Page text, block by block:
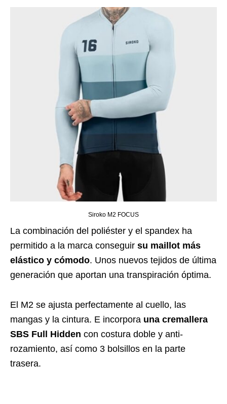
Siroko M2 FOCUS
La combinación del poliéster y el spandex ha
permitido a la marca conseguir su maillot más
elástico y cómodo. Unos nuevos tejidos de última
generación que aportan una transpiración óptima.
El M2 se ajusta perfectamente al cuello, las
mangas y la cintura. E incorpora una cremallera
SBS Full Hidden con costura doble y anti-
rozamiento, así como 3 bolsillos en la parte
trasera.